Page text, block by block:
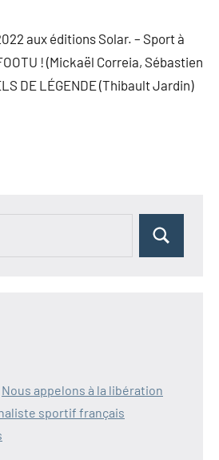
aux éditions Solar. – Sport à
! (Mickaël Correia, Sébastien
DE LÉGENDE (Thibault Jardin)
Rechercher
Nous appelons à la libération
sportif français